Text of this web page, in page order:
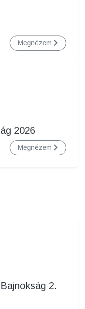
Megnézem
2026
Megnézem
2.